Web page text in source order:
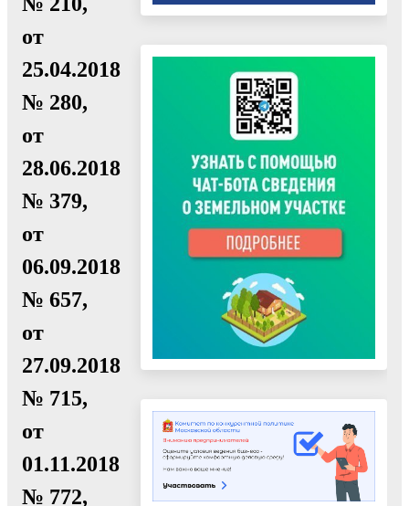
от
25.04.2018
№ 280,
от
28.06.2018
№ 379,
от
06.09.2018
№ 657,
от
27.09.2018
№ 715,
от
01.11.2018
№ 772,